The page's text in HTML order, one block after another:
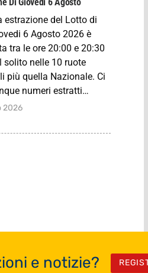
estrazione del Lotto di
6 Agosto 2026 è
tra le ore 20:00 e 20:30
solito nelle 10 ruote
più quella Nazionale. Ci
numeri estratti…
2026
e notizie?